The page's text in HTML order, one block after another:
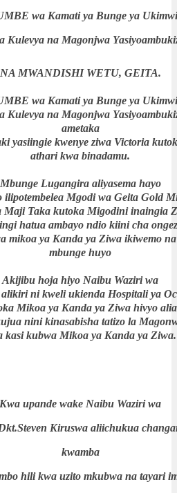
wa Kamati ya Bunge ya
Kulevya na Magonjwa
NA MWANDISHI WETU, GEITA.
wa Kamati ya Bunge ya
Kulevya na Magonjwa
ametaka
yasiingie kwenye ziwa Victoria
athari kwa binadamu.
Mbunge Lugangira aliyasema hayo
ilipotembelea Mgodi wa Geita Gold
Maji Taka kutoka Migodini inaingia
hatua ambayo ndio kiini cha
mikoa ya Kanda ya Ziwa ikiwemo
mbunge huyo
Akijibu hoja hiyo Naibu Waziri wa
ni kweli ukienda Hospitali ya
Mikoa ya Kanda ya Ziwa hivyo
nini kinasabisha tatizo la
kasi kubwa Mikoa ya Kanda ya Ziwa.
Kwa upande wake Naibu Waziri wa
Kiruswa aliichukua
kwamba
hili kwa uzito mkubwa na tayari